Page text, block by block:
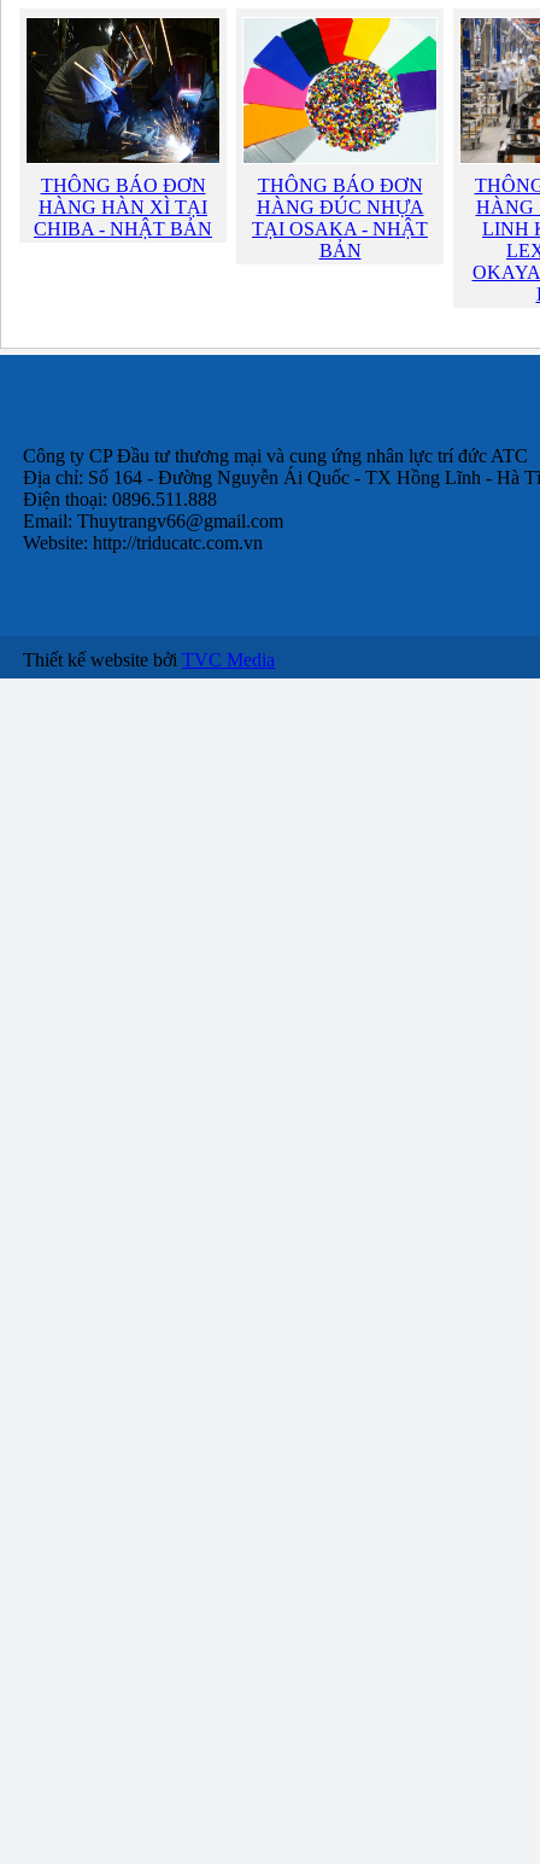
THÔNG BÁO ĐƠN
HÀNG HÀN XÌ TẠI
CHIBA - NHẬT BẢN
THÔNG BÁO ĐƠN
HÀNG ĐÚC NHỰA
TẠI OSAKA - NHẬT
BẢN
HÀNG
LINH
Công ty CP Đầu tư thương mại và cung ứng nhân lực trí đức ATC
Địa chỉ: Số 164 - Đường Nguyễn Ái Quốc - TX Hồng Lĩnh - Hà
Điện thoại: 0896.511.888
Email: Thuytrangv66@gmail.com
Website: http://triducatc.com.vn
Thiết kế website bởi TVC Media